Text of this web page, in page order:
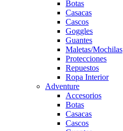
Botas
Casacas
Cascos
Goggles
Guantes
Maletas/Mochilas
Protecciones
Repuestos
Ropa Interior
Adventure
Accesorios
Botas
Casacas
Cascos